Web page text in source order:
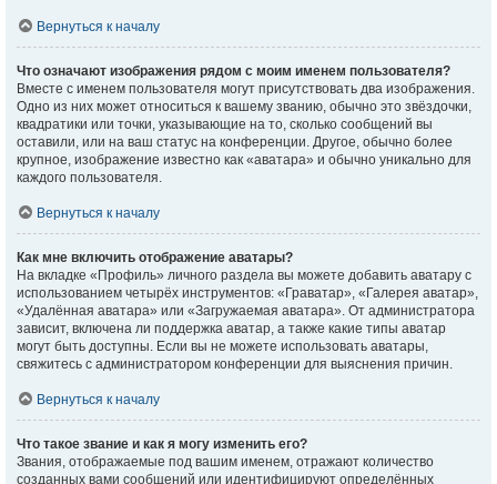
Вернуться к началу
Что означают изображения рядом с моим именем пользователя?
Вместе с именем пользователя могут присутствовать два изображения.
Одно из них может относиться к вашему званию, обычно это звёздочки,
квадратики или точки, указывающие на то, сколько сообщений вы
оставили, или на ваш статус на конференции. Другое, обычно более
крупное, изображение известно как «аватара» и обычно уникально для
каждого пользователя.
Вернуться к началу
Как мне включить отображение аватары?
На вкладке «Профиль» личного раздела вы можете добавить аватару с
использованием четырёх инструментов: «Граватар», «Галерея аватар»,
«Удалённая аватара» или «Загружаемая аватара». От администратора
зависит, включена ли поддержка аватар, а также какие типы аватар
могут быть доступны. Если вы не можете использовать аватары,
свяжитесь с администратором конференции для выяснения причин.
Вернуться к началу
Что такое звание и как я могу изменить его?
Звания, отображаемые под вашим именем, отражают количество
созданных вами сообщений или идентифицируют определённых